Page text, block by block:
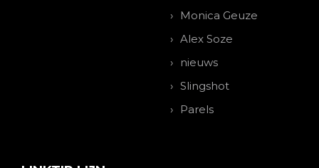
Monica Geuze
Alex Soze
nieuws
Slingshot
Parels